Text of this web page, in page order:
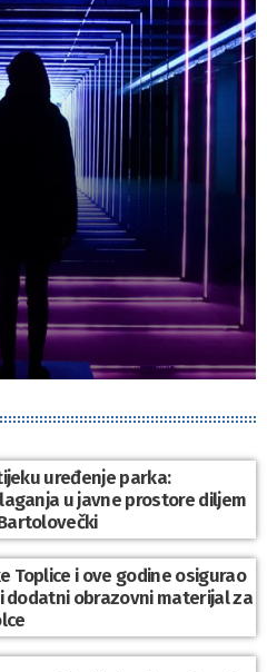
uređenje parka:
u javne prostore diljem
Toplice i ove godine osigurao
dodatni obrazovni materijal za